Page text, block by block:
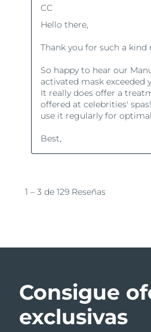
Consigue
exclusivas